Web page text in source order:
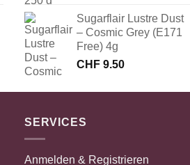
1.00.
Sugarflair Lustre Dust
– Cosmic Grey (E171
Free) 4g
CHF 9.50
SERVICES
Anmelden & Registrieren